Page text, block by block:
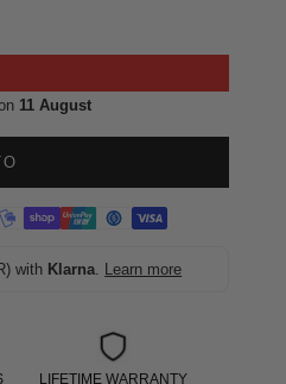
11 August
with Klarna. Learn more
LIFETIME WARRANTY